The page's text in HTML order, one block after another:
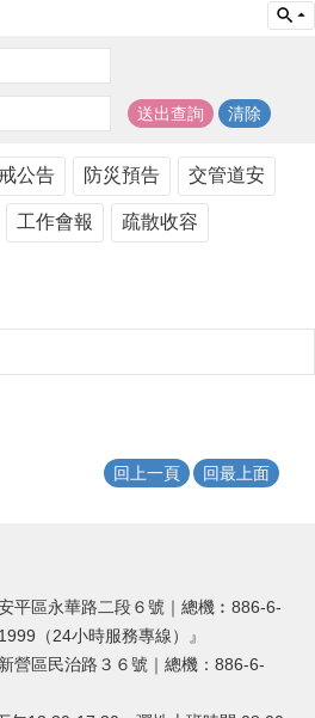
公告 防災預告 交管道安
工作會報 疏散收容
回上一頁 回最上面
平區永華路二段６號｜總機︰886-6-
（24小時服務專線）』
營區民治路３６號｜總機：886-6-